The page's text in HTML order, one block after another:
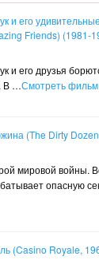
и его
Friends) (1981-
и его друзья
В …Смотреть
(The Dirty
мировой войны.
опасную
(Casino Royale,